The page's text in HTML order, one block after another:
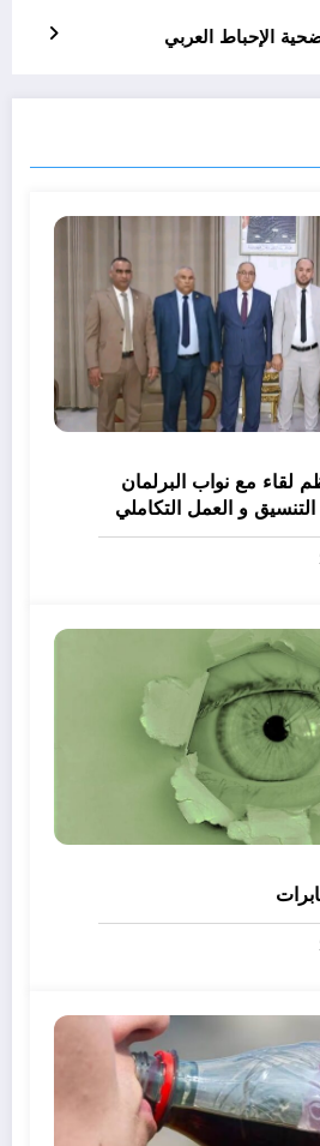
الإحباط العربي
لقاء مع نواب البرلمان
و العمل التكاملي